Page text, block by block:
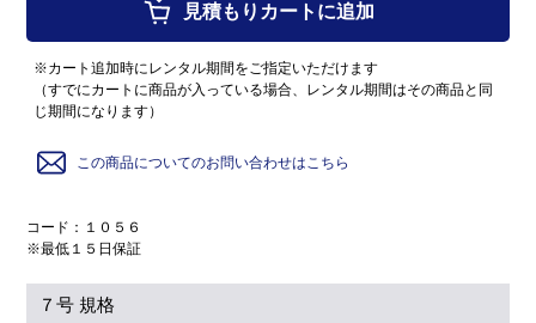
見積もりカートに追加
※カート追加時にレンタル期間をご指定いただけます
（すでにカートに商品が入っている場合、レンタル期間はその商品と同
じ期間になります）
この商品についてのお問い合わせはこちら
コード：１０５６
※最低１５日保証
７号 規格